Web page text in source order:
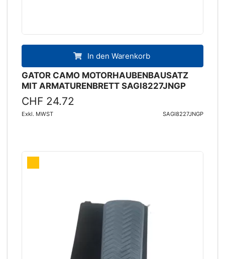
In den Warenkorb
GATOR CAMO MOTORHAUBENBAUSATZ
MIT ARMATURENBRETT SAGI8227JNGP
CHF 24.72
Exkl. MWST SAGI8227JNGP